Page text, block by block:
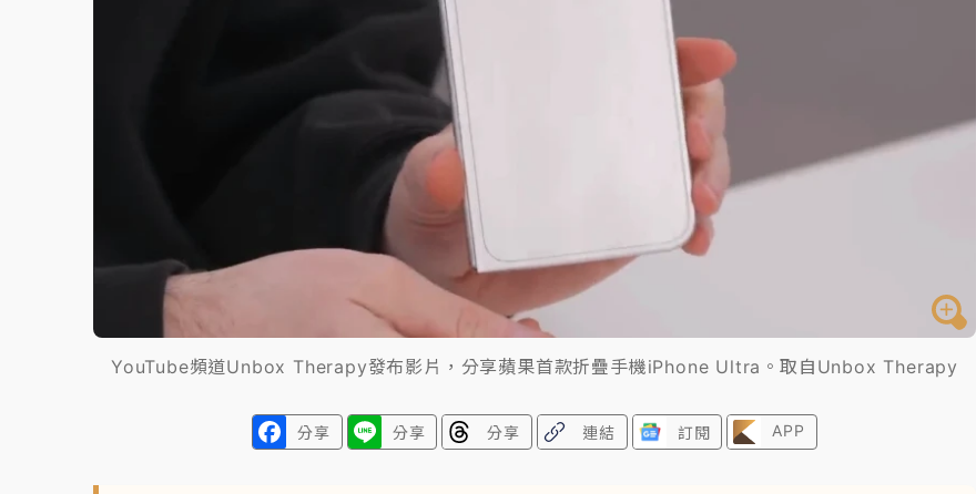
父親節泡湯了！中颱白海豚雨彈轟3天 「紅到發紫」降雨熱區曝
YouTube頻道Unbox Therapy發布影片，分享蘋果首款折疊手機iPhone Ultra。取自Unbox Therapy
分享 分享 分享 連結 訂閱 APP